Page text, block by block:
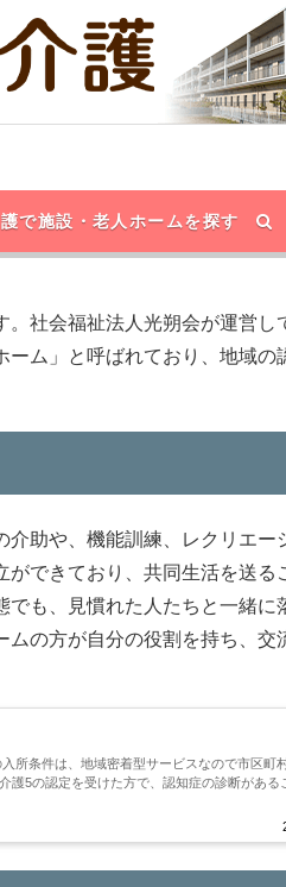
で施設・老人ホームを探す
社会福祉法人光朔会が運営し
ム」と呼ばれており、地域の
助や、機能訓練、レクリエー
できており、共同生活を送る
も、見慣れた人たちと一緒に
の方が自分の役割を持ち、交
所条件は、地域密着型サービスなので市区町
護5の認定を受けた方で、認知症の診断がある